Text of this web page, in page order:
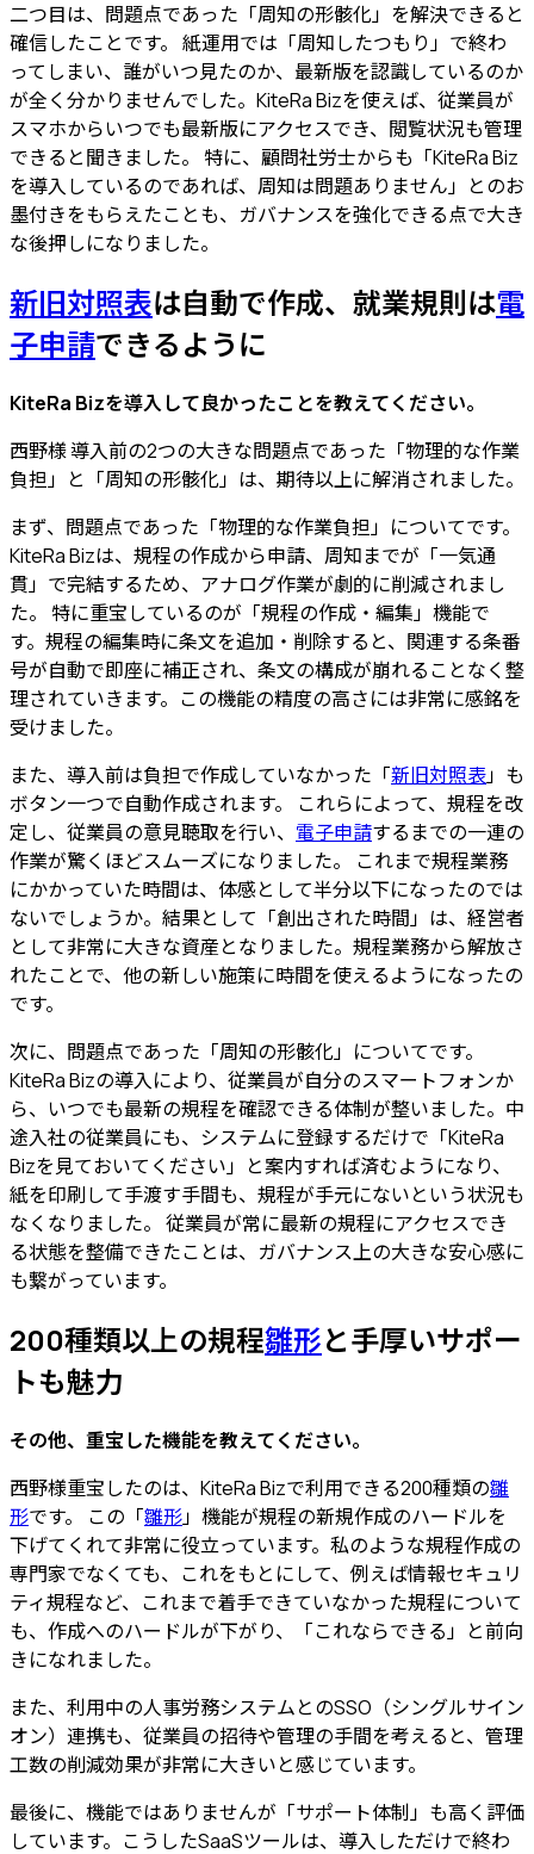
二つ目は、問題点であった「周知の形骸化」を解決できると
確信したことです。 紙運用では「周知したつもり」で終わ
ってしまい、誰がいつ見たのか、最新版を認識しているのか
が全く分かりませんでした。KiteRa Bizを使えば、従業員が
スマホからいつでも最新版にアクセスでき、閲覧状況も管理
できると聞きました。 特に、顧問社労士からも「KiteRa Biz
を導入しているのであれば、周知は問題ありません」とのお
墨付きをもらえたことも、ガバナンスを強化できる点で大き
な後押しになりました。
新旧対照表は自動で作成、就業規則は電
子申請できるように
KiteRa Bizを導入して良かったことを教えてください。
西野様導入前の2つの大きな問題点であった「物理的な作業
負担」と「周知の形骸化」は、期待以上に解消されました。
まず、問題点であった「物理的な作業負担」についてです。
KiteRa Bizは、規程の作成から申請、周知までが「一気通
貫」で完結するため、アナログ作業が劇的に削減されまし
た。
特に重宝しているのが「規程の作成・編集」機能で
す。規程の編集時に条文を追加・削除すると、関連する条番
号が自動で即座に補正され、条文の構成が崩れることなく整
理されていきます。この機能の精度の高さには非常に感銘を
受けました。
また、 導入前は負担で作成していなかった「新旧対照表」も
ボタン一つで自動作成されます。 これらによって、規程を改
定し、従業員の意見聴取を行い、 電子申請するまでの一連の
作業が驚くほどスムーズになりました。 これまで規程業務
にかかっていた時間は、体感として半分以下になったのでは
ないでしょうか。結果として「創出された時間」は、経営者
として非常に大きな資産となりました。規程業務から解放さ
れたことで、他の新しい施策に時間を使えるようになったの
です。
次に、問題点であった「周知の形骸化」についてです。
KiteRa Bizの導入により、従業員が自分のスマートフォンか
ら、いつでも最新の規程を確認できる体制が整いました。 中
途入社の従業員にも、システムに登録するだけで「KiteRa
Bizを見ておいてください」と案内すれば済むようになり、
紙を印刷して手渡す手間も、規程が手元にないという状況も
なくなりました。 従業員が常に最新の規程にアクセスでき
る状態を整備できたことは、ガバナンス上の大きな安心感に
も繋がっています。
200種類以上の規程雛形と手厚いサポー
トも魅力
その他、重宝した機能を教えてください。
西野様重宝したのは、KiteRa Bizで利用できる200種類の雛
形です。 この「雛形」機能が規程の新規作成のハードルを
下げてくれて非常に役立っています。私のような規程作成の
専門家でなくても、これをもとにして、例えば情報セキュリ
ティ規程など、これまで着手できていなかった規程について
も、作成へのハードルが下がり、「これならできる」と前向
きになれました。
また、 利用中の人事労務システムとのSSO（シングルサイン
オン）連携も、従業員の招待や管理の手間を考えると、管理
工数の削減効果が非常に大きいと感じています。
最後に、機能ではありませんが「サポート体制」も高く評価
しています。こうしたSaaSツールは、導入しただけで終わ